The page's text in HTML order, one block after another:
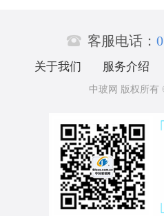
 客服电话：
关于我们 服务介绍
中玻网 版权所有